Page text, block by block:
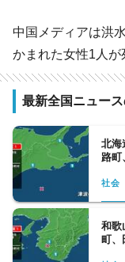
中国メディアは洪
かまれた女性1人が
最新全国ニュー
北海
路
社会
和歌
町、